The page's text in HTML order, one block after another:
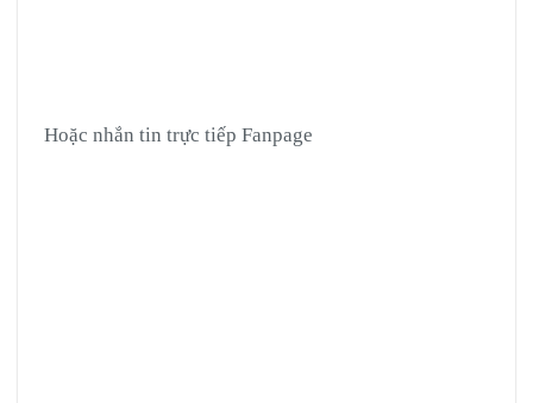
Hoặc nhắn tin trực tiếp Fanpage